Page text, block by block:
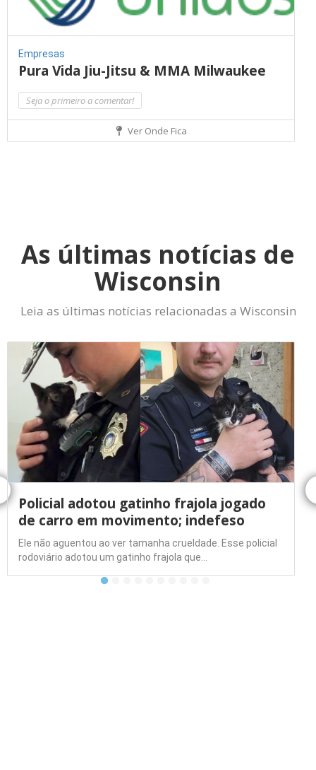
Empresas
Pura Vida Jiu-Jitsu & MMA Milwaukee
Seja o primeiro a comentar!
Ver Onde Fica
As últimas notícias de
Wisconsin
Leia as últimas notícias relacionadas a Wisconsin
Policial adotou gatinho frajola jogado
de carro em movimento; indefeso
Ele não aguentou ao ver tamanha crueldade. Esse policial
rodoviário adotou um gatinho frajola que…